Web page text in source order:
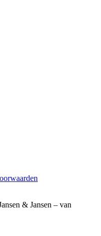
& Jansen – van